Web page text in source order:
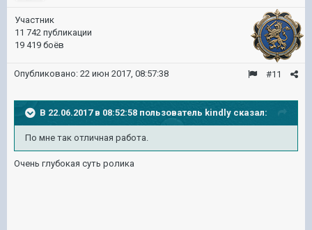
Участник
11 742 публикации
19 419 боёв
#11
Опубликовано: 22 июн 2017, 08:57:38
В 22.06.2017 в 08:52:58 пользователь kindly сказал:
По мне так отличная работа.
Очень глубокая суть ролика